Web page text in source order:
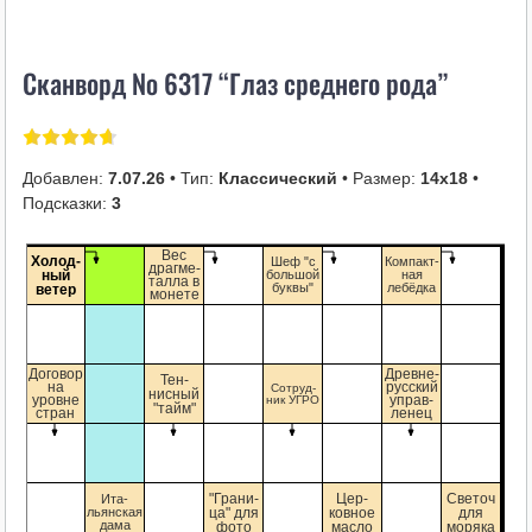
i
Сканворд № 6317 “Глаз среднего рода”
Добавлен: 7.07.26• Тип: Классический • Размер: 14х18•
Подсказки: 3
Холод-
ный
ветер
Вес
драгме-
талла в
монете
Шеф "с
большой
буквы"
Компакт-
ная
лебёдка
Договор
на
уровне
стран
Тен-
нисный
"тайм"
Сотруд-
ник УГРО
Древне-
русский
управ-
ленец
Ита-
льянская
дама
"Грани-
ца" для
фото
Цер-
ковное
масло
Светоч
для
моряка